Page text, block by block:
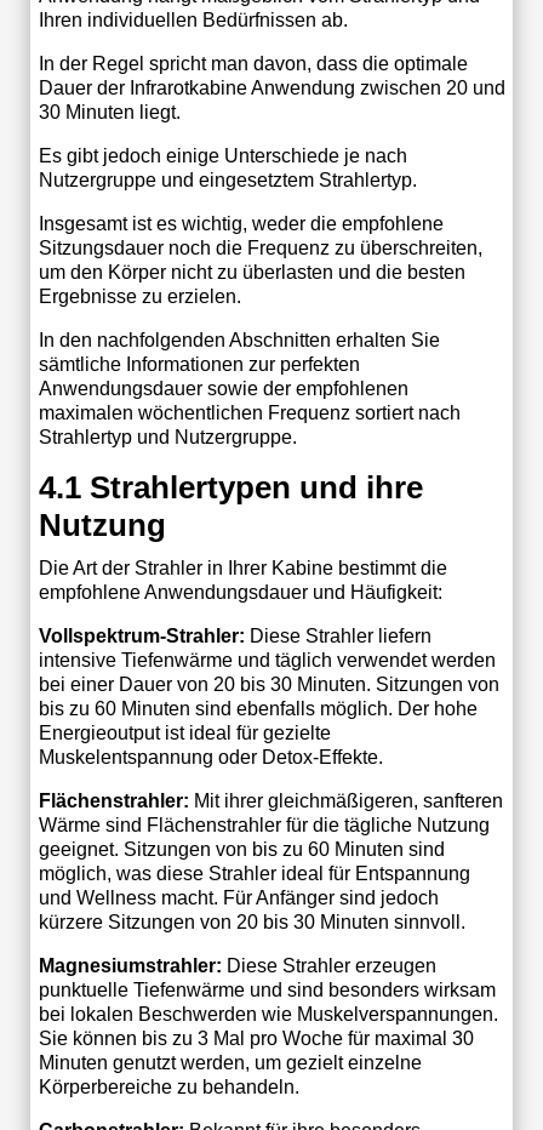
Ihren individuellen Bedürfnissen ab.
In der Regel spricht man davon, dass die optimale
Dauer der Infrarotkabine Anwendung zwischen 20 und
30 Minuten liegt.
Es gibt jedoch einige Unterschiede je nach
Nutzergruppe und eingesetztem Strahlertyp.
Insgesamt ist es wichtig, weder die empfohlene
Sitzungsdauer noch die Frequenz zu überschreiten,
um den Körper nicht zu überlasten und die besten
Ergebnisse zu erzielen.
In den nachfolgenden Abschnitten erhalten Sie
sämtliche Informationen zur perfekten
Anwendungsdauer sowie der empfohlenen
maximalen wöchentlichen Frequenz sortiert nach
Strahlertyp und Nutzergruppe.
4.1 Strahlertypen und ihre
Nutzung
Die Art der Strahler in Ihrer Kabine bestimmt die
empfohlene Anwendungsdauer und Häufigkeit:
Vollspektrum-Strahler: Diese Strahler liefern
intensive Tiefenwärme und täglich verwendet werden
bei einer Dauer von 20 bis 30 Minuten. Sitzungen von
bis zu 60 Minuten sind ebenfalls möglich. Der hohe
Energieoutput ist ideal für gezielte
Muskelentspannung oder Detox-Effekte.
Flächenstrahler: Mit ihrer gleichmäßigeren, sanfteren
Wärme sind Flächenstrahler für die tägliche Nutzung
geeignet. Sitzungen von bis zu 60 Minuten sind
möglich, was diese Strahler ideal für Entspannung
und Wellness macht. Für Anfänger sind jedoch
kürzere Sitzungen von 20 bis 30 Minuten sinnvoll.
Magnesiumstrahler: Diese Strahler erzeugen
punktuelle Tiefenwärme und sind besonders wirksam
bei lokalen Beschwerden wie Muskelverspannungen.
Sie können bis zu 3 Mal pro Woche für maximal 30
Minuten genutzt werden, um gezielt einzelne
Körperbereiche zu behandeln.